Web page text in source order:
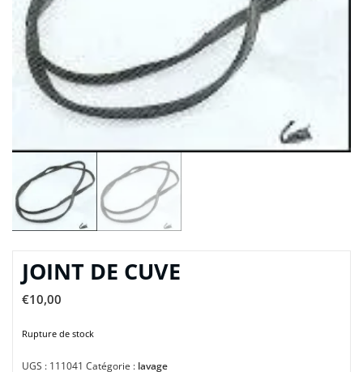
JOINT DE CUVE
€10,00
Rupture de stock
UGS : 111041 Catégorie : lavage